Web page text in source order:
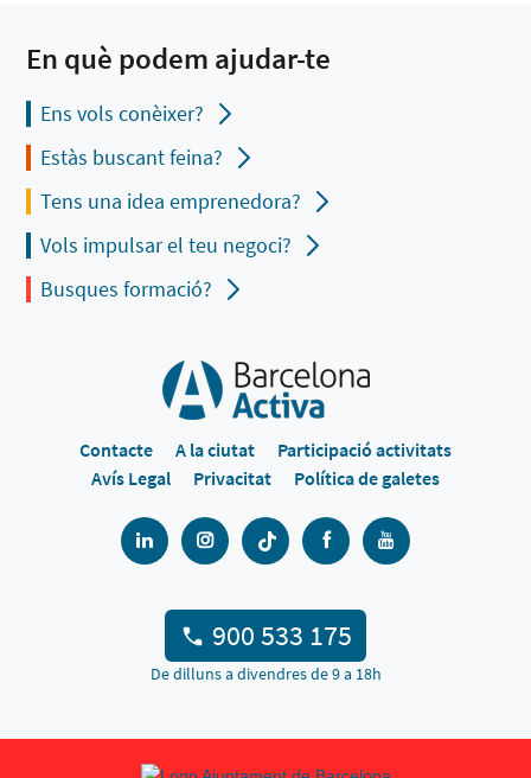
En què podem ajudar-te
Ens vols conèixer?
Estàs buscant feina?
Tens una idea emprenedora?
Vols impulsar el teu negoci?
Busques formació?
Contacte A la ciutat
Participació activitats
Avís Legal
Privacitat Política de galetes
900 533 175
De dilluns a divendres de 9 a 18h